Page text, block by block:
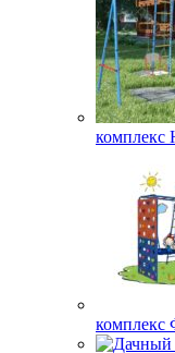
комплекс